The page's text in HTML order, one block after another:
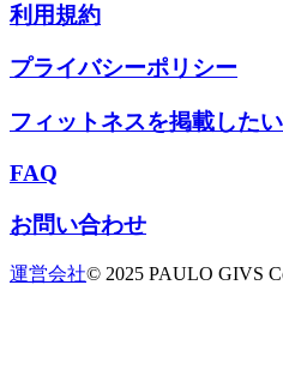
利用規約
プライバシーポリシー
フィットネスを掲載した
FAQ
お問い合わせ
運営会社© 2025 PAULO GIVS